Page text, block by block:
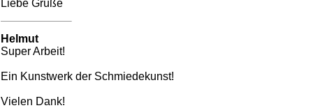
Liebe Grüße
Helmut
Super Arbeit!
Ein Kunstwerk der Schmiedekunst!
Vielen Dank!